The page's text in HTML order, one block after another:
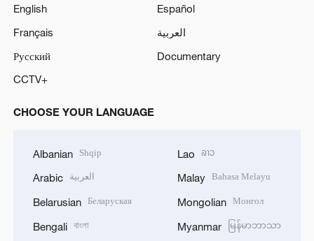
English
Español
Français
العربية
Русский
Documentary
CCTV+
CHOOSE YOUR LANGUAGE
Albanian Shqip
Arabic العربية
Belarusian Беларуская
Bengali বাংলা
Lao ລາວ
Malay Bahasa Melayu
Mongolian Монгол
Myanmar မြန်မာဘာသာ